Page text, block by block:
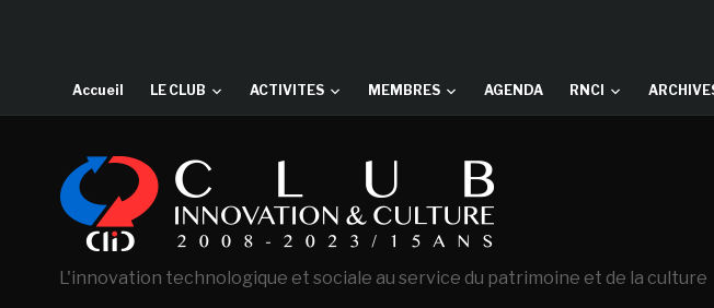
Accueil LE CLUB ACTIVITES MEMBRES AGENDA RNCI
L'innovation technologique et sociale au service du patrimoine et de la culture